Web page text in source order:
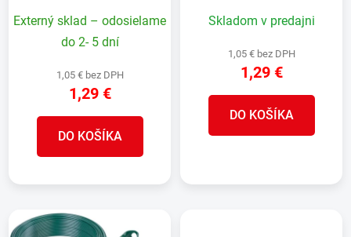
kExterný sklad – odosielame
do 2- 5 dní
1,05 € bez DPH
1,29 €
DO KOŠÍKA
Skladom v predajni
1,05 € bez DPH
1,29 €
DO KOŠÍKA